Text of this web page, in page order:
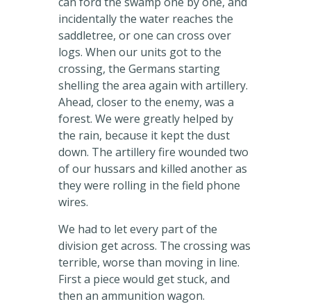
incidentally the water reaches the
saddletree, or one can cross over
logs. When our units got to the
crossing, the Germans starting
shelling the area again with artillery.
Ahead, closer to the enemy, was a
forest. We were greatly helped by
the rain, because it kept the dust
down. The artillery fire wounded two
of our hussars and killed another as
they were rolling in the field phone
wires.
We had to let every part of the
division get across. The crossing was
terrible, worse than moving in line.
First a piece would get stuck, and
then an ammunition wagon.